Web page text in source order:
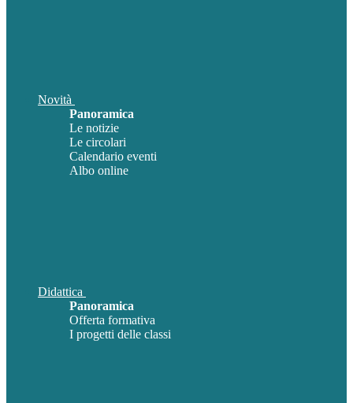
Novità
Panoramica
Le notizie
Le circolari
Calendario eventi
Albo online
Didattica
Panoramica
Offerta formativa
I progetti delle classi